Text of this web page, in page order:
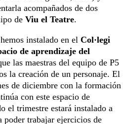
acompañados de dos
de Viu el Teatre.
instalado en el Col·legi
de aprendizaje del
las maestras del equipo de P5
la creación de un personaje. El
de diciembre con la formación
con este espacio de
el trimestre estará instalado a
poder trabajar ejercicios de